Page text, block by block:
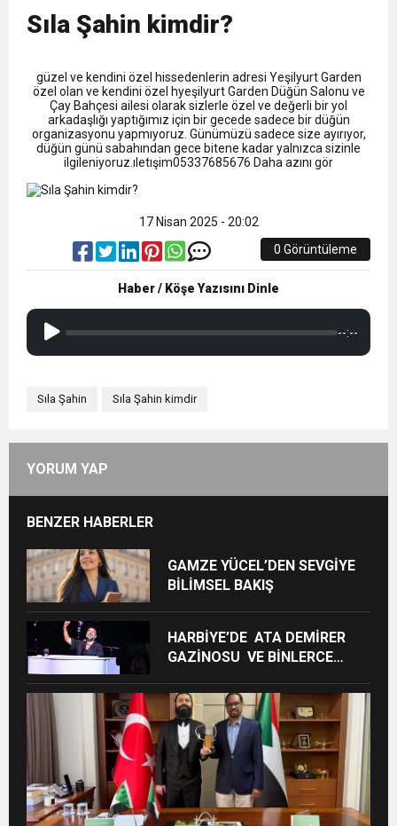
22:58 Trabzonspor, Salah Transferinin Maliyetini
KAP’a Bildirdi
Sıla Şahin kimdir?
güzel ve kendini özel hissedenlerin adresi Yeşilyurt Garden
özel olan ve kendini özel hyeşilyurt Garden Düğün Salonu ve
Çay Bahçesi ailesi olarak sizlerle özel ve değerli bir yol
arkadaşlığı yaptığımız için bir gecede sadece bir düğün
organizasyonu yapmıyoruz. Günümüzü sadece size ayırıyor,
düğün günü sabahından gece bitene kadar yalnızca sizinle
ilgileniyoruz.ıletışim05337685676 Daha azını gör
17 Nisan 2025 - 20:02
0 Görüntüleme
Haber / Köşe Yazısını Dinle
--:--
Sıla Şahin Sıla Şahin kimdir
YORUM YAP
BENZER HABERLER
GAMZE YÜCEL’DEN SEVGİYE
BİLİMSEL BAKIŞ
HARBİYE’DE ATA DEMİRER
GAZİNOSU VE BİNLERCE